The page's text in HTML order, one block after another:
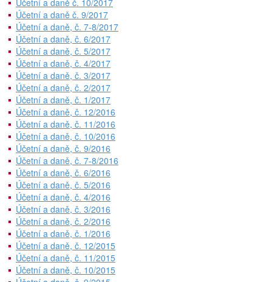
Účetní a daně č. 10/2017
Účetní a daně č. 9/2017
Účetní a daně, č. 7-8/2017
Účetní a daně, č. 6/2017
Účetní a daně, č. 5/2017
Účetní a daně, č. 4/2017
Účetní a daně, č. 3/2017
Účetní a daně, č. 2/2017
Účetní a daně, č. 1/2017
Účetní a daně, č. 12/2016
Účetní a daně, č. 11/2016
Účetní a daně, č. 10/2016
Účetní a daně, č. 9/2016
Účetní a daně, č. 7-8/2016
Účetní a daně, č. 6/2016
Účetní a daně, č. 5/2016
Účetní a daně, č. 4/2016
Účetní a daně, č. 3/2016
Účetní a daně, č. 2/2016
Účetní a daně, č. 1/2016
Účetní a daně, č. 12/2015
Účetní a daně, č. 11/2015
Účetní a daně, č. 10/2015